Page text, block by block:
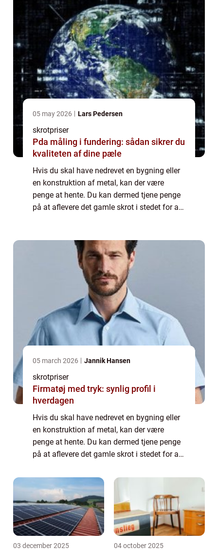
05 may 2026 Lars Pedersen
skrotpriser
Pda måling i fundering: sådan sikrer du
kvaliteten af dine pæle
Hvis du skal have nedrevet en bygning eller
en konstruktion af metal, kan der være
penge at hente. Du kan dermed tjene penge
på at aflevere det gamle skrot i stedet for at
05 march 2026 Jannik Hansen
skrotpriser
Firmatøj med tryk: synlig profil i
hverdagen
Hvis du skal have nedrevet en bygning eller
en konstruktion af metal, kan der være
penge at hente. Du kan dermed tjene penge
på at aflevere det gamle skrot i stedet for at
skrothandlere rundt omk...
03 december 2025 04 october 2025